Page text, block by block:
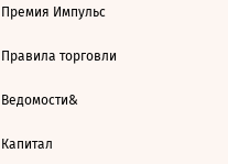
Премия Импульс
Правила торговли
Ведомости&
Капитал